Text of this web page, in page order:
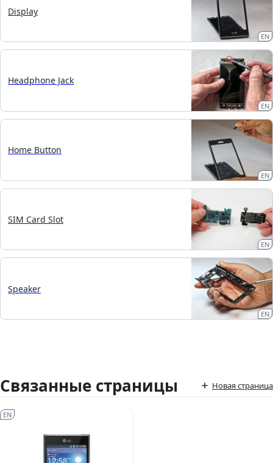
Display
EN
Headphone Jack
EN
Home Button
EN
SIM Card Slot
EN
Speaker
EN
Связанные страницы Новая страница
EN